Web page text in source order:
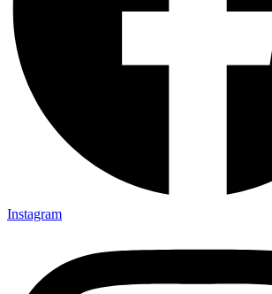
Instagram